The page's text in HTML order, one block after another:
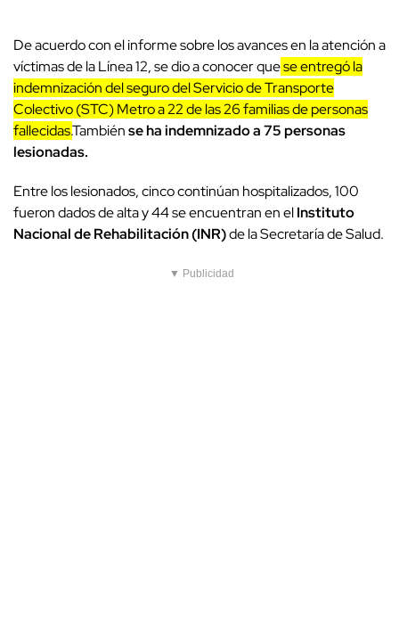
De acuerdo con el informe sobre los avances en la atención a
víctimas de la Línea 12, se dio a conocer quese entregó la
indemnización del seguro del Servicio de Transporte
Colectivo (STC) Metro a 22 de las 26 familias de personas
fallecidas.Tambiénse ha indemnizado a 75 personas
lesionadas.
Entre los lesionados, cinco continúan hospitalizados, 100
fueron dados de alta y 44 se encuentran en elInstituto
Nacional de Rehabilitación (INR)de la Secretaría de Salud.
▼ Publicidad